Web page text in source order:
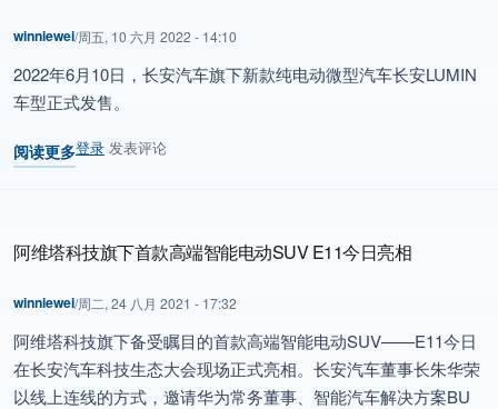
winniewei/周五, 10 六月 2022 - 14:10
2022年6月10日，长安汽车旗下新款纯电动微型汽车长安LUMIN
车型正式发售。
阅读更多
关于 长安汽车搭载中国“芯”，国产自研LTE Cat.1车规级芯片模组实现
登录 发表评论
阿维塔科技旗下首款高端智能电动SUV E11今日亮相
winniewei/周二, 24 八月 2021 - 17:32
阿维塔科技旗下备受瞩目的首款高端智能电动SUV——E11今日
在长安汽车科技生态大会现场正式亮相。长安汽车董事长朱华荣
以线上连线的方式，邀请华为常务董事、智能汽车解决方案BU